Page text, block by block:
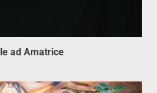
ad Amatrice